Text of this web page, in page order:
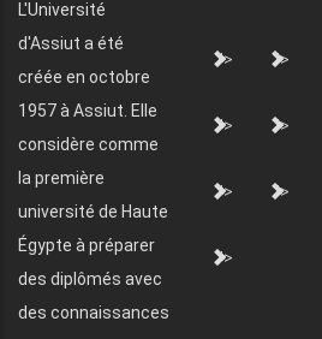
L'Université
d'Assiut a été
créée en octobre
1957 à Assiut. Elle
considère comme
la première
université de Haute
Égypte à préparer
des diplômés avec
des connaissances
"> ">
"> ">
"> ">
">